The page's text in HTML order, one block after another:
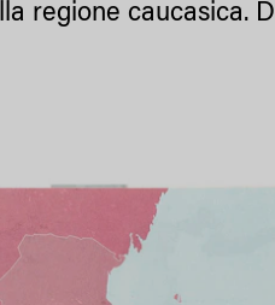
regione caucasica.